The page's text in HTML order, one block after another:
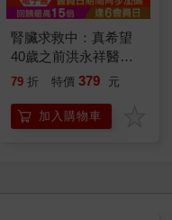
腎臟求救中：真希望
40歲之前洪永祥醫師
就告訴我這些事
79 折 特價 379 元
加入購物車